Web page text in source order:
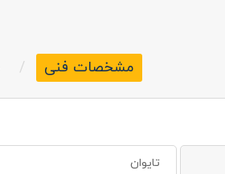
مشخصات فنی /
تایوان